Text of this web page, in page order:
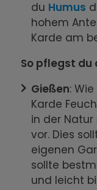
du Humus
hohem
Karde am
So pflegst du
Gießen:
Karde
in der
vor. Dies
eigenen
sollte
und leicht